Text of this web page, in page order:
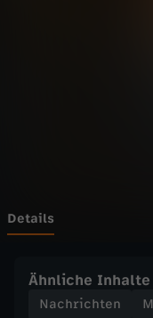
g
Ü
Details
Ähnliche
Nachrichten